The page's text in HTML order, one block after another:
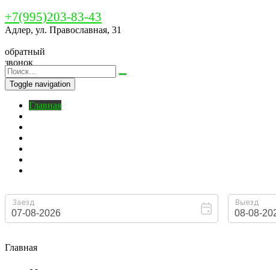
+7(995)203-83-43
Адлер, ул. Православная, 31
обратный
звонок
Toggle navigation
Главная
Главная